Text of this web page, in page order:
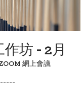
坊 - 2月
網上會議